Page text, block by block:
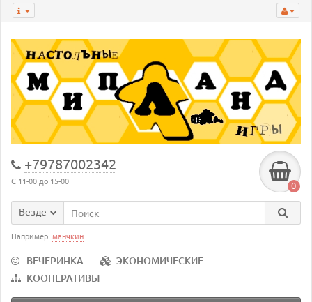
+79787002342
С 11-00 до 15-00 0
Везде
Например: манчкин
ВЕЧЕРИНКА
ЭКОНОМИЧЕСКИЕ
КООПЕРАТИВЫ